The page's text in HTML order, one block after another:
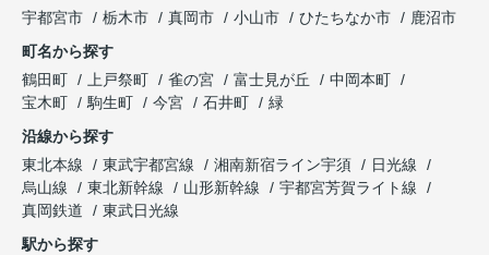
宇都宮市
栃木市 真岡市 小山市 ひたちなか市
鹿沼市
町名から探す
鶴田町
上戸祭町 雀の宮 富士見が丘
中岡本町
宝木町
駒生町 今宮 石井町
緑
沿線から探す
東北本線
東武宇都宮線 湘南新宿ライン宇須
日光線
烏山線
東北新幹線 山形新幹線
宇都宮芳賀ライト線
真岡鉄道
東武日光線
駅から探す